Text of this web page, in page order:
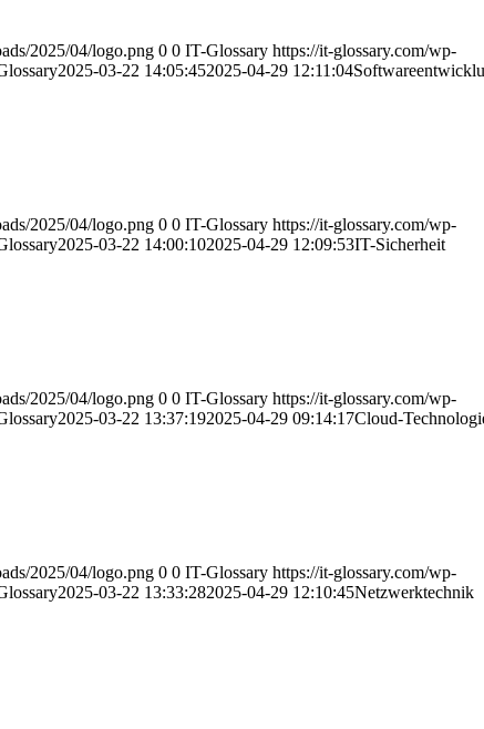
2025/04/logo.png 0 0 IT-Glossary https://it-glossary.com/wp-
2025-03-22 14:05:452025-04-29 12:11:04
2025/04/logo.png 0 0 IT-Glossary https://it-glossary.com/wp-
2025-03-22 14:00:102025-04-29 12:09:53IT-Sicherheit
2025/04/logo.png 0 0 IT-Glossary https://it-glossary.com/wp-
2025-03-22 13:37:192025-04-29 09:14:17Cloud-
2025/04/logo.png 0 0 IT-Glossary https://it-glossary.com/wp-
2025-03-22 13:33:282025-04-29 12:10:45Netzwerktechnik